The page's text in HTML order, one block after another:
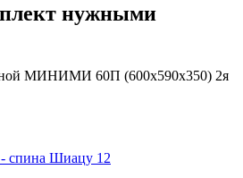
нужными
МИНИМИ 60П (600x590x350) 2я
спина Шиацу 12